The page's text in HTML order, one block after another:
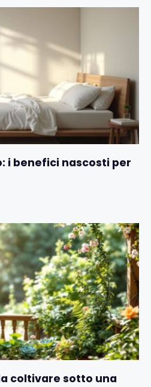
i benefici nascosti per
coltivare sotto una